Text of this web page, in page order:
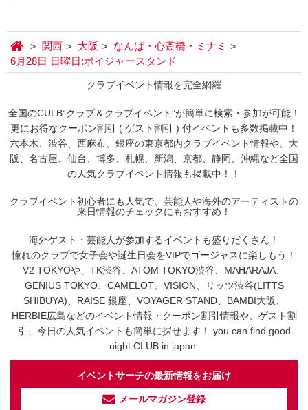
関西 大阪
なんば・心斎橋・ミナミ
6月28日 日曜日:ボイジャースタンド
クラブイベント情報を完全網羅
全国のCULB“クラブ＆クラブイベント”が簡単に検索・参加が可能！
更にお得なクーポン割引 ( ゲスト割引 ) 付イベントも多数掲載中！
六本木、渋谷、西麻布、銀座の東京都内クラブイベント情報や、大
阪、名古屋、仙台、博多、札幌、新潟、京都、静岡、沖縄など全国
の人気クラブイベント情報も掲載中！！
クラブイベント初心者にも人気で、芸能人や海外のアーティストの
来日情報のチェックにもおすすめ！
海外ゲスト・芸能人が参加するイベントも盛りだくさん！
憧れのクラブで女子会や誕生日会をVIPでゴージャスに楽しもう！
V2 TOKYOや、TK渋谷、ATOM TOKYO渋谷、MAHARAJA、
GENIUS TOKYO、CAMELOT、VISION、リッツ渋谷(LITTS
SHIBUYA)、RAISE 銀座、VOYAGER STAND、BAMBI大阪、
HERBIE広島などのイベント情報・クーポン割引情報や、ゲスト割
引、今日の人気イベントも簡単に探せます！ you can find good
night CLUB in japan.
イベントサーチの最新情報をお届け
メールマガジン登録